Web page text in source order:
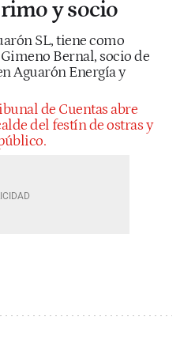
y socio
SL, tiene como
Bernal, socio de
Aguarón Energía y
de Cuentas abre
del festín de ostras y